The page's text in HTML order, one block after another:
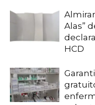
Alas”
HCD